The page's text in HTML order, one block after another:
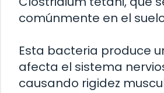
comúnmente en el
Esta bacteria produce
afecta el sistema
causando rigidez